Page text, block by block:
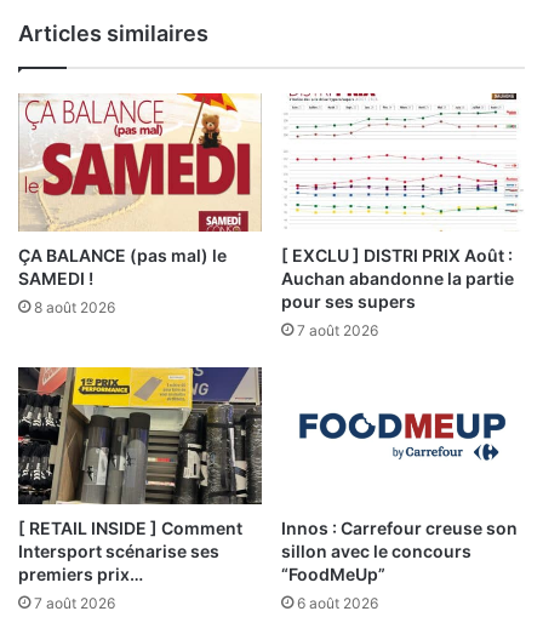
Articles similaires
ÇA BALANCE (pas mal) le
SAMEDI !
8 août 2026
[ EXCLU ] DISTRI PRIX Août :
Auchan abandonne la partie
pour ses supers
7 août 2026
[ RETAIL INSIDE ] Comment
Intersport scénarise ses
premiers prix…
7 août 2026
Innos : Carrefour creuse son
sillon avec le concours
“FoodMeUp”
6 août 2026